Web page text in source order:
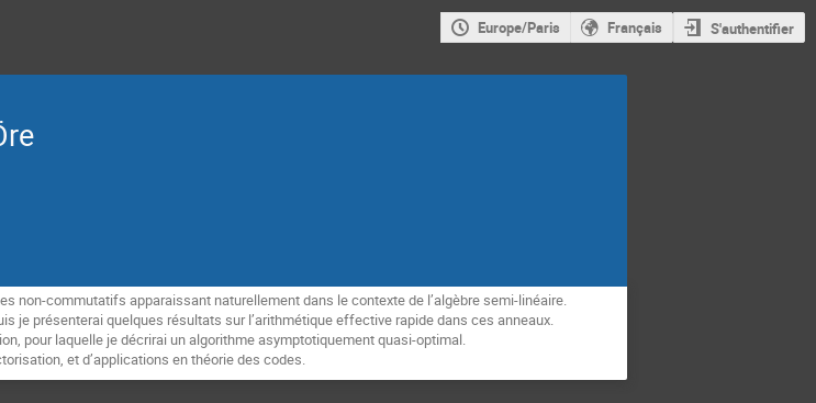
Europe/Paris Français S'authentifier
non-commutatifs apparaissant naturellement dans le contexte de l’algèbre semi-linéaire.
je présenterai quelques résultats sur l’arithmétique effective rapide dans ces anneaux.
pour laquelle je décrirai un algorithme asymptotiquement quasi-optimal.
et d’applications en théorie des codes.